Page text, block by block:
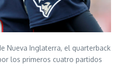
Nueva Inglaterra, el quarterback
los primeros cuatro partidos